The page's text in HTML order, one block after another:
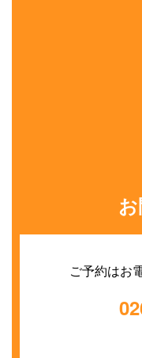
ご予約はお